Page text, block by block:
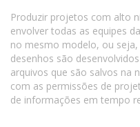
Produzir projetos com alto
envolver todas as equipes
no mesmo modelo, ou
desenhos são
arquivos que são salvos na
com as permissões de
de informações em tempo